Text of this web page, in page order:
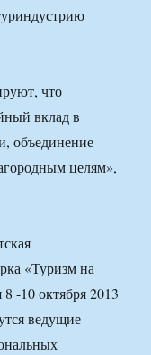
что
вклад в
объединение
целям»,
«Туризм на
-10 октября 2013
ведущие